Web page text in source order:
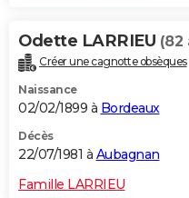
Odette LARRIEU (82
Créer une cagnotte obsèques
Naissance
02/02/1899 à Bordeaux
Décès
22/07/1981 à Aubagnan
Famille LARRIEU